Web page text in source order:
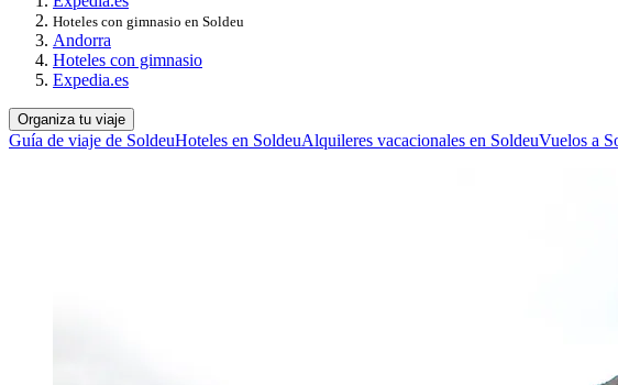
Hoteles con gimnasio en Soldeu
Andorra
Hoteles con gimnasio
Expedia.es
Organiza tu viaje
Guía de viaje de SoldeuHoteles en SoldeuAlquileres vacacionales en SoldeuVuelos a